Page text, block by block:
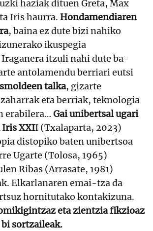
haziak dituen Greta, Max
Iris haurra. Hondamendiaren
, baina ez dute bizi nahiko
ikuspegia
itzuli nahi dute ba-
antolamendu berriari eutsi
talka, gizarte
eta berriak, teknologia
erabilera… Gai unibertsal ugari
XXII (Txalaparta, 2023)
distopiko baten unibertsoa
Ugarte (Tolosa, 1965)
Ribas (Arrasate, 1981)
Elkarlanaren emai-tza da
hornitutako kontakizuna.
eta zientzia fikzioaz
sortzaileak.